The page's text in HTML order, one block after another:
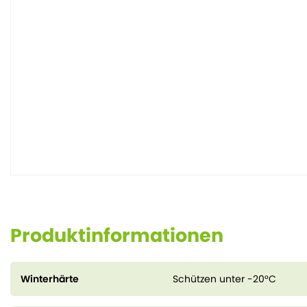
Produktinformationen
Winterhärte Schützen unter -20°C